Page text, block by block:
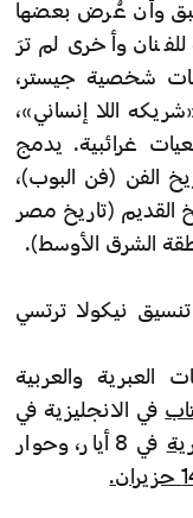
وأن عُرض بعضها
للفنان وأخرى لم ترَ
شخصية جيستر،
اللا إنساني»،
غرائبية. يدمج
الفن (فن البوب)،
القديم (تاريخ مصر
الشرق الأوسط).
نيكولا ترتسي
العبرية والعربية
في الانجليزية في
في 8 أيار، وحوار